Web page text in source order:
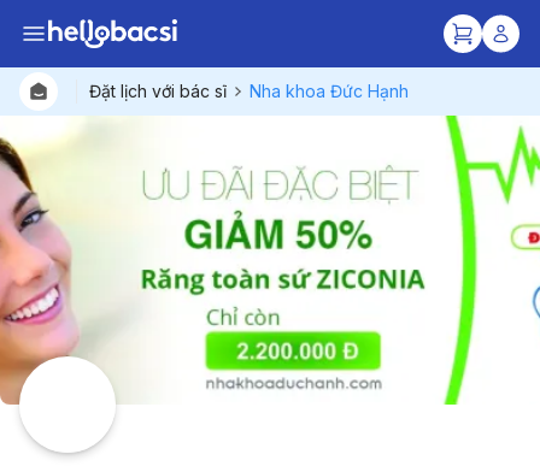
Đặt lịch với bác sĩ Nha khoa Đức Hạnh